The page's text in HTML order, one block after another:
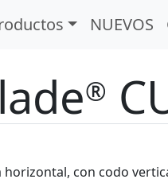
NUEVOS
®
horizontal, con codo